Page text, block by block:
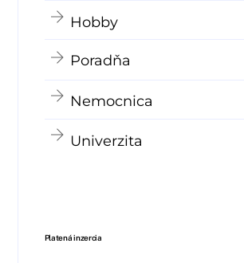
Hobby
Poradňa
Nemocnica
Univerzita
Platená inzercia